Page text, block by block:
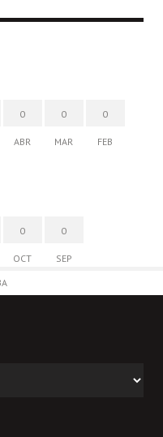
0
ABR
0
MAR
0
FEB
0
OCT
0
SEP